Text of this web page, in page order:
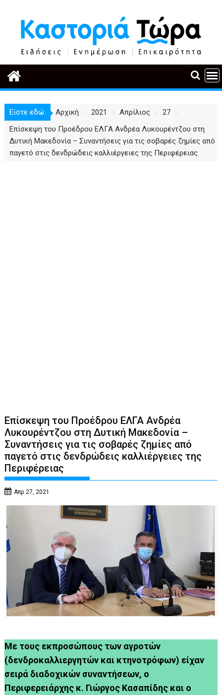
περιεχόμενο
Είστε εδώ: Αρχική 2021 Απρίλιος
27
Επίσκεψη του Προέδρου ΕΛΓΑ Ανδρέα Λυκουρέντζου στη
Δυτική Μακεδονία – Συναντήσεις για τις σοβαρές ζημίες από
παγετό στις δενδρώδεις καλλιέργειες της Περιφέρειας
Επίσκεψη του Προέδρου ΕΛΓΑ Ανδρέα
Λυκουρέντζου στη Δυτική Μακεδονία –
Συναντήσεις για τις σοβαρές ζημίες από
παγετό στις δενδρώδεις καλλιέργειες της
Περιφέρειας
Απρ 27, 2021
Με τους εκπροσώπους των αγροτών
(δενδροκαλλιεργητών και κτηνοτρόφων) είχαν
σειρά διαδοχικών συναντήσεων, ο
Περιφερειάρχης κ. Γιώργος Κασαπίδης και ο